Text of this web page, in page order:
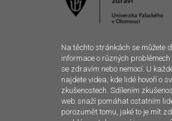
Na těchto stránkách se můžete
informace o různých problémech
se zdravím nebo nemocí. U
najdete videa, kde lidé hovoří o
zkušenostech. Sdílením
web snaží pomáhat ostatním
porozumět tomu, jaké to je mít